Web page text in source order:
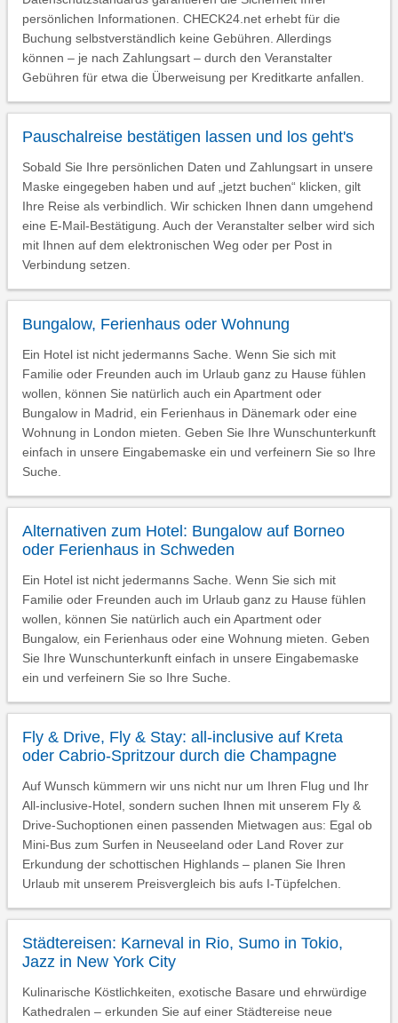
persönlichen Informationen. CHECK24.net erhebt für die
Buchung selbstverständlich keine Gebühren. Allerdings
können – je nach Zahlungsart – durch den Veranstalter
Gebühren für etwa die Überweisung per Kreditkarte anfallen.
Pauschalreise bestätigen lassen und los geht's
Sobald Sie Ihre persönlichen Daten und Zahlungsart in unsere
Maske eingegeben haben und auf „jetzt buchen“ klicken, gilt
Ihre Reise als verbindlich. Wir schicken Ihnen dann umgehend
eine E-Mail-Bestätigung. Auch der Veranstalter selber wird sich
mit Ihnen auf dem elektronischen Weg oder per Post in
Verbindung setzen.
Bungalow, Ferienhaus oder Wohnung
Ein Hotel ist nicht jedermanns Sache. Wenn Sie sich mit
Familie oder Freunden auch im Urlaub ganz zu Hause fühlen
wollen, können Sie natürlich auch ein Apartment oder
Bungalow in Madrid, ein Ferienhaus in Dänemark oder eine
Wohnung in London mieten. Geben Sie Ihre Wunschunterkunft
einfach in unsere Eingabemaske ein und verfeinern Sie so Ihre
Suche.
Alternativen zum Hotel: Bungalow auf Borneo
oder Ferienhaus in Schweden
Ein Hotel ist nicht jedermanns Sache. Wenn Sie sich mit
Familie oder Freunden auch im Urlaub ganz zu Hause fühlen
wollen, können Sie natürlich auch ein Apartment oder
Bungalow, ein Ferienhaus oder eine Wohnung mieten. Geben
Sie Ihre Wunschunterkunft einfach in unsere Eingabemaske
ein und verfeinern Sie so Ihre Suche.
Fly & Drive, Fly & Stay: all-inclusive auf Kreta
oder Cabrio-Spritzour durch die Champagne
Auf Wunsch kümmern wir uns nicht nur um Ihren Flug und Ihr
All-inclusive-Hotel, sondern suchen Ihnen mit unserem Fly &
Drive-Suchoptionen einen passenden Mietwagen aus: Egal ob
Mini-Bus zum Surfen in Neuseeland oder Land Rover zur
Erkundung der schottischen Highlands – planen Sie Ihren
Urlaub mit unserem Preisvergleich bis aufs I-Tüpfelchen.
Städtereisen: Karneval in Rio, Sumo in Tokio,
Jazz in New York City
Kulinarische Köstlichkeiten, exotische Basare und ehrwürdige
Kathedralen – erkunden Sie auf einer Städtereise neue